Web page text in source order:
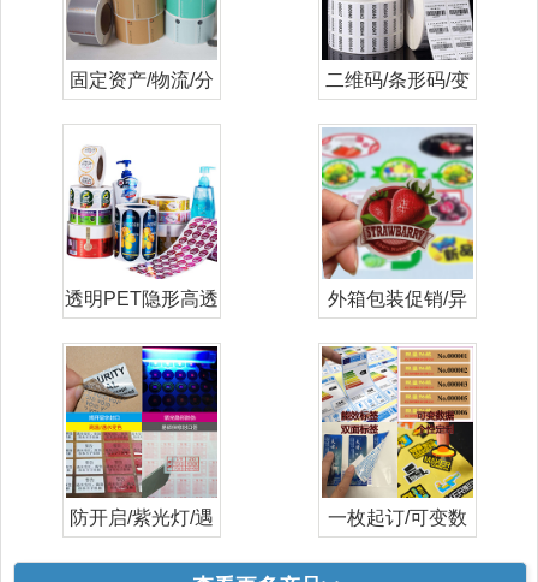
固定资产/物流/分
二维码/条形码/变
透明PET隐形高透
外箱包装促销/异
防开启/紫光灯/遇
一枚起订/可变数